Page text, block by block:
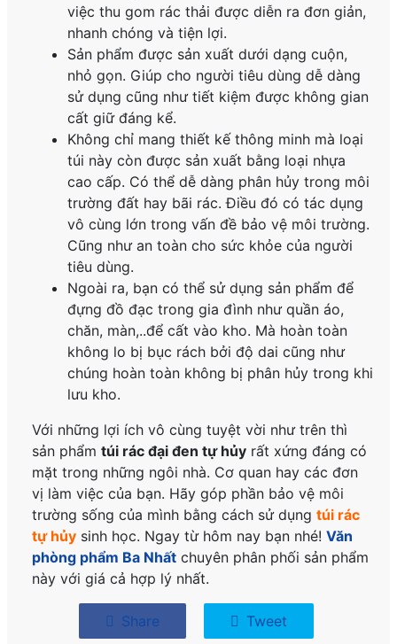
việc thu gom rác thải được diễn ra đơn giản,
nhanh chóng và tiện lợi.
Sản phẩm được sản xuất dưới dạng cuộn,
nhỏ gọn. Giúp cho người tiêu dùng dễ dàng
sử dụng cũng như tiết kiệm được không gian
cất giữ đáng kể.
Không chỉ mang thiết kế thông minh mà loại
túi này còn được sản xuất bằng loại nhựa
cao cấp. Có thể dễ dàng phân hủy trong môi
trường đất hay bãi rác. Điều đó có tác dụng
vô cùng lớn trong vấn đề bảo vệ môi trường.
Cũng như an toàn cho sức khỏe của người
tiêu dùng.
Ngoài ra, bạn có thể sử dụng sản phẩm để
đựng đồ đạc trong gia đình như quần áo,
chăn, màn,..để cất vào kho. Mà hoàn toàn
không lo bị bục rách bởi độ dai cũng như
chúng hoàn toàn không bị phân hủy trong khi
lưu kho.
Với những lợi ích vô cùng tuyệt vời như trên thì
sản phẩmtúi rác đại đen tự hủy rất xứng đáng có
mặt trong những ngôi nhà. Cơ quan hay các đơn
vị làm việc của bạn. Hãy góp phần bảo vệ môi
trường sống của mình bằng cách sử dụngtúi rác
tự hủy sinh học. Ngay từ hôm nay bạn nhé!Văn
phòng phẩm Ba Nhất chuyên phân phối sản phẩm
này với giá cả hợp lý nhất.
Share Tweet